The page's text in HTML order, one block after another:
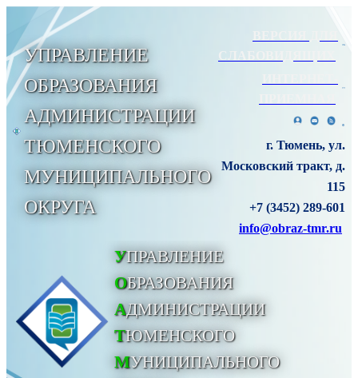
УПРАВЛЕНИЕ
ОБРАЗОВАНИЯ
АДМИНИСТРАЦИИ
ТЮМЕНСКОГО
МУНИЦИПАЛЬНОГО
ОКРУГА
СЛАБОВИДЯЩИХ
г. Тюмень, ул.
Московский тракт, д.
115
+7 (3452) 289-601
info@obraz-tmr.ru
УПРАВЛЕНИЕ
ОБРАЗОВАНИЯ
АДМИНИСТРАЦИИ
ТЮМЕНСКОГО
МУНИЦИПАЛЬНОГО